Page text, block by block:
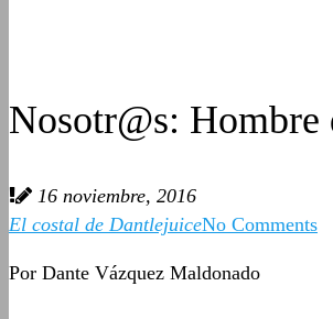
Nosotr@s: Hombre
16 noviembre, 2016
El costal de DantlejuiceNo Comments
Por Dante Vázquez Maldonado